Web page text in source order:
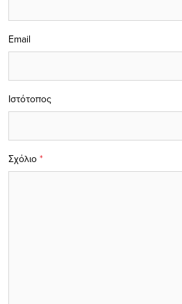
Σχόλιο *
Email
Ιστότοπος